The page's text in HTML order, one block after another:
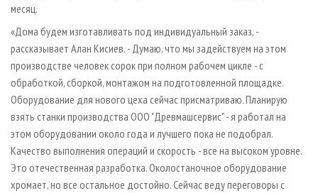
месяц.
«Дома будем изготавливать под индивидуальный заказ, -
рассказывает Алан Кисиев. - Думаю, что мы задействуем на этом
производстве человек сорок при полном рабочем цикле - с
обработкой, сборкой, монтажом на подготовленной площадке.
Оборудование для нового цеха сейчас присматриваю. Планирую
взять станки производства ООО "Древмашсервис" - я работал на
этом оборудовании около года и лучшего пока не подобрал.
Качество выполнения операций и скорость - все на высоком уровне.
Это отечественная разработка. Околостаночное оборудование
хромает, но все остальное достойно. Сейчас веду переговоры с